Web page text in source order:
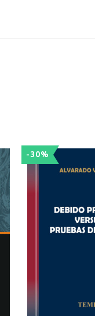
-30%